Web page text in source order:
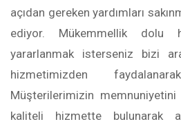
açıdan gereken yardımları
ediyor. Mükemmellik dolu
yararlanmak isterseniz bizi
hizmetimizden
Müşterilerimizin
kaliteli hizmette bulunarak